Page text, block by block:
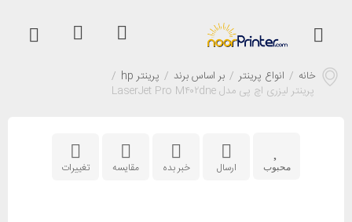
خانه / انواع پرینتر / بر اساس برند / پرینتر hp
/
پرینتر لیزری اچ پی مدل LaserJet Pro M۴۰۲dne
محبوب ارسال خبر بده مقایسه تغییرات